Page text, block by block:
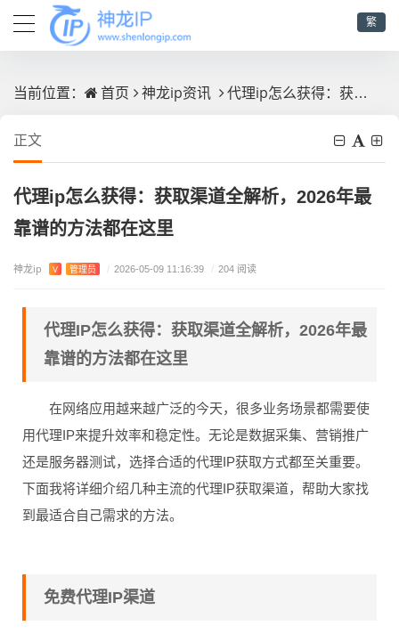
繁
当前位置： 首页 神龙ip资讯 代理ip怎么获得：获取渠道全解析，2026年最靠谱的方法都在这里
正文
代理ip怎么获得：获取渠道全解析，2026年最
靠谱的方法都在这里
神龙ip V 管理员 / 2026-05-09 11:16:39 / 204 阅读
代理IP怎么获得：获取渠道全解析，2026年最
靠谱的方法都在这里
在网络应用越来越广泛的今天，很多业务场景都需要使
用代理IP来提升效率和稳定性。无论是数据采集、营销推广
还是服务器测试，选择合适的代理IP获取方式都至关重要。
下面我将详细介绍几种主流的代理IP获取渠道，帮助大家找
到最适合自己需求的方法。
免费代理IP渠道